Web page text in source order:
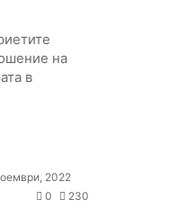
на
в
2022
0
230